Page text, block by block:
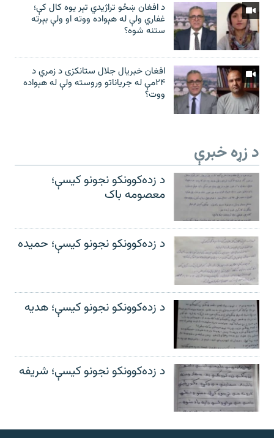
د افغان ښځو تراژیدي تېر یوه کال کې؛
غفاري ولې له هېواده ووته او ولې بېرته
ستنه شوه؟
افغان خبریال جلال ستانکزی د زمري د
۲۴مې له جریاناتو وروسته ولې له هېواده
ووت؟
د زړه خبرې
د زده‌کوونکو نجونو کیسې؛
معصومه باک
د زده‌کوونکو نجونو کیسې؛ حمیده
د زده‌کوونکو نجونو کیسې؛ هدیه
د زده‌کوونکو نجونو کیسې؛ شریفه